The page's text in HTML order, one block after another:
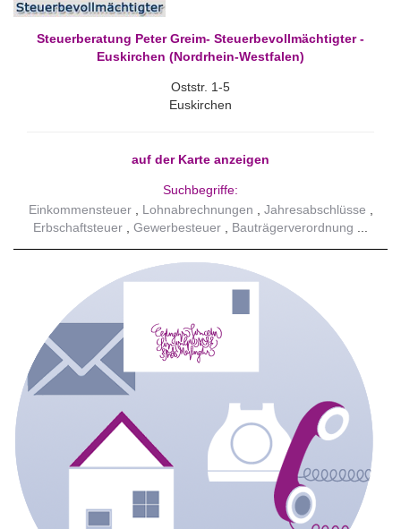
Steuerberatung Peter Greim- Steuerbevollmächtigter -
Euskirchen (Nordrhein-Westfalen)
Oststr. 1-5
Euskirchen
auf der Karte anzeigen
Suchbegriffe:
Einkommensteuer
Lohnabrechnungen
Jahresabschlüsse
Erbschaftsteuer
Gewerbesteuer Bauträgerverordnung